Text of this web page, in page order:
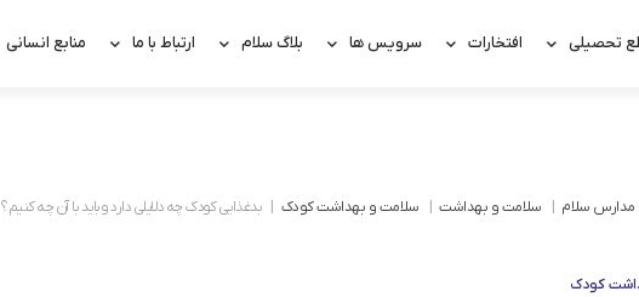
تحصیلی افتخارات سرویس ها بلاگ سلام ارتباط با ما منابع انسانی
مدارس سلام سلامت و بهداشت سلامت و بهداشت کودک بدغذایی کودک چه دلایلی دارد و باید با آن چه کنیم؟
کودک